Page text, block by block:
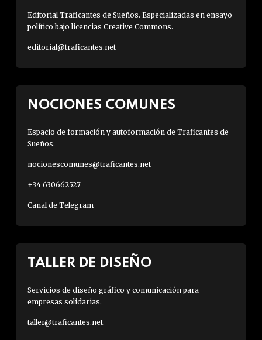
Editorial Traficantes de Sueños. Especializadas en ensayo
político bajo licencias Creative Commons.
editorial@traficantes.net
NOCIONES COMUNES
Espacio de formación y autoformación de Traficantes de
Sueños.
nocionescomunes@traficantes.net
+34 630662527
Canal de Telegram
TALLER DE DISEÑO
Servicios de diseño gráfico y comunicación para
empresas solidarias.
taller@traficantes.net